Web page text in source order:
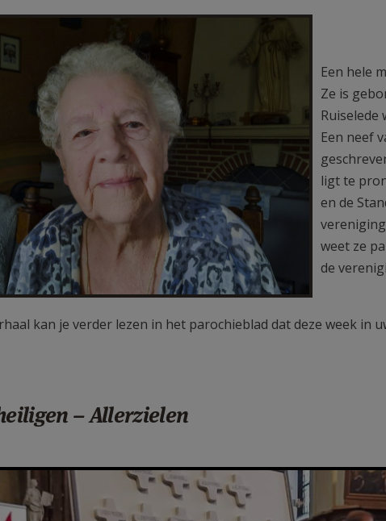
Een hele
Ze is
Ruiselede
Een neef
ligt te
en de
weet ze
de
kan je verder lezen in het parochieblad dat deze week in
– Allerzielen